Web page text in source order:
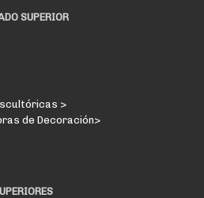
SUPERIOR
>
de Decoración>